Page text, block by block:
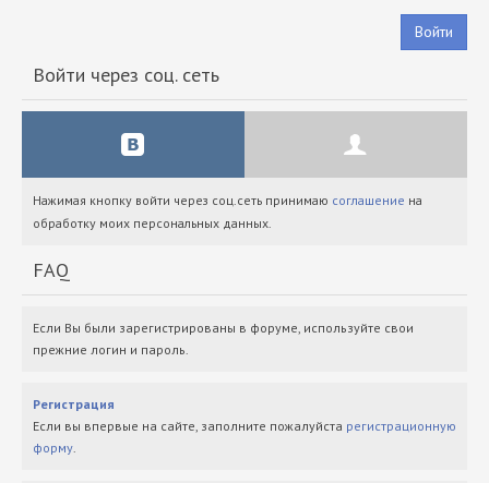
Войти
Войти через соц. сеть
Нажимая кнопку войти через соц.сеть принимаю соглашение на
обработку моих персональных данных.
FAQ
Если Вы были зарегистрированы в форуме, используйте свои
прежние логин и пароль.
Регистрация
Если вы впервые на сайте, заполните пожалуйста регистрационную
форму.